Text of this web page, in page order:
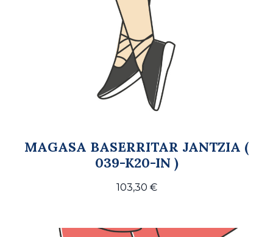
MAGASA BASERRITAR JANTZIA (
039-K20-IN )
103,30 €